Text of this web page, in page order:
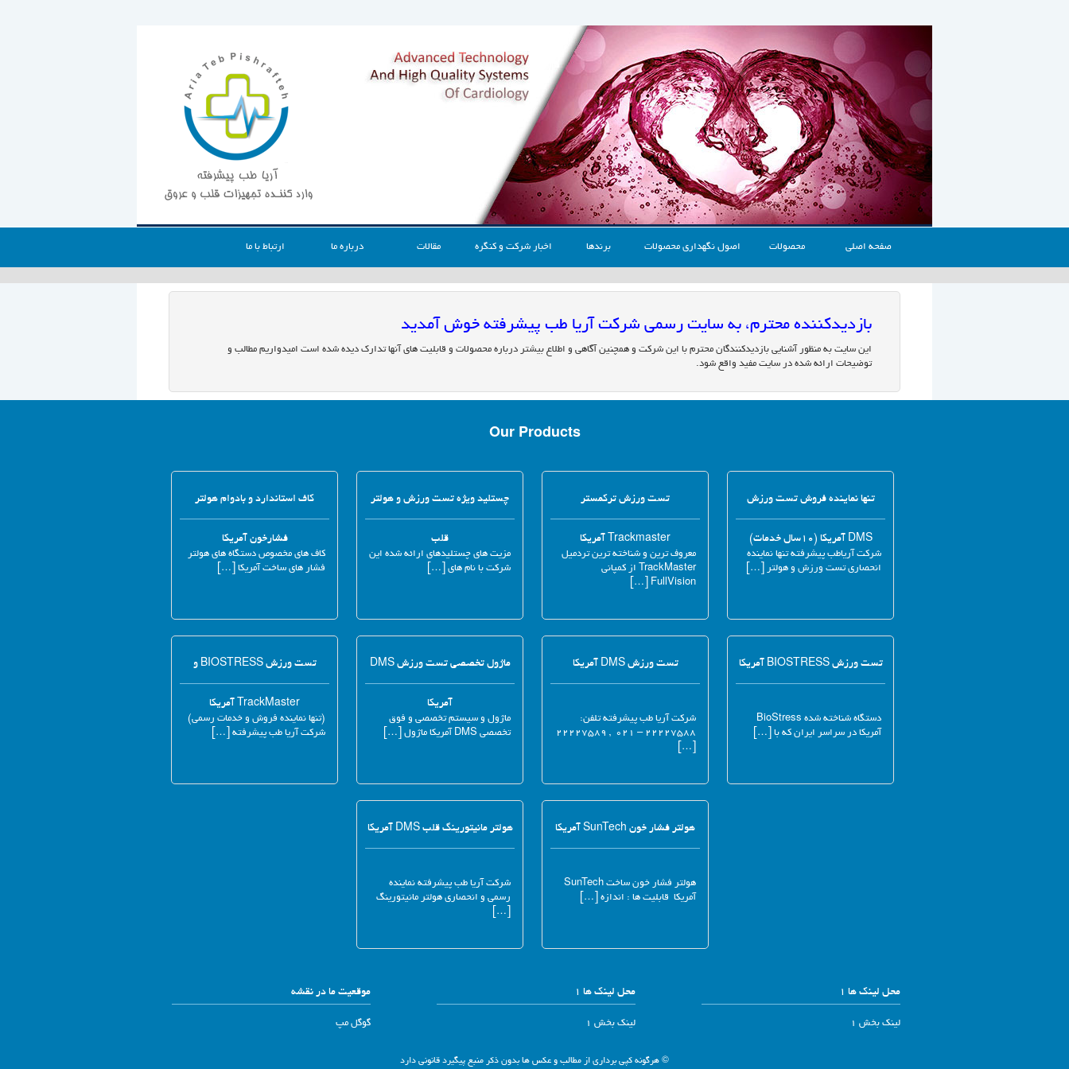
صفحه اصلی محصولات اصول نگهداری محصولات برندها اخبار شرکت و کنگره مقالات درباره ما ارتباط با ما
بازدیدکننده محترم، به سایت رسمی شرکت آریا طب پیشرفته خوش آمدید
این سایت به منظور آشنایی بازدیدکنندگان محترم با این شرکت و همچنین آگاهی و اطلاع بیشتر درباره محصولات و قابلیت های آنها تدارک دیده شده است امیدواریم مطالب و
توضیحات ارائه شده در سایت مفید واقع شود.
Our Products
تنها نماینده فروش تست ورزش
DMS آمریکا (۱۰سال خدمات)
شرکت آریاطب پیشرفته تنها نماینده
انحصاری تست ورزش و هولتر […]
تست ورزش ترکمستر
Trackmaster آمریکا
معروف ترین و شناخته ترین تردمیل
TrackMaster از کمپانی
FullVision […]
چستلید ویژه تست ورزش و هولتر
قلب
مزیت های چستلیدهای ارائه شده این
شرکت با نام های […]
کاف استاندارد و بادوام هولتر
فشارخون آمریکا
کاف های مخصوص دستگاه های هولتر
فشار های ساخت آمریکا […]
تست ورزش BIOSTRESS آمریکا
دستگاه شناخته شده BioStress
آمریکا در سراسر ایران که با […]
تست ورزش DMS آمریکا
شرکت آریا طب پیشرفته تلفن:
۲۲۲۲۷۵۸۸ – ۰۲۱ , ۲۲۲۲۷۵۸۹
[…]
ماژول تخصصی تست ورزش DMS
آمریکا
ماژول و سیستم تخصصی و فوق
تخصصی DMS آمریکا ماژول […]
تست ورزش BIOSTRESS و
TrackMaster آمریکا
(تنها نماینده فروش و خدمات رسمی)
شرکت آریا طب پیشرفته […]
هولتر فشار خون SunTech آمریکا
هولتر فشار خون ساخت SunTech
آمریکا قابلیت ها : اندازه […]
هولتر مانیتورینگ قلب DMS آمریکا
شرکت آریا طب پیشرفته نماینده
رسمی و انحصاری هولتر مانیتورینگ
[…]
محل لینک ها 1
لینک بخش 1
محل لینک ها 1
لینک بخش 1
موقعیت ما در نقشه
گوگل مپ
© هرگونه کپی برداری از مطالب و عکس ها بدون ذکر منبع پیگیرد قانونی دارد